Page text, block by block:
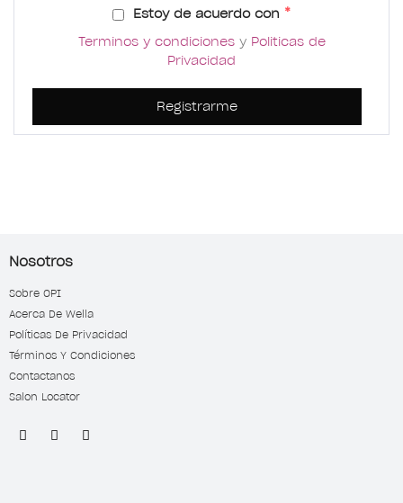
Estoy de acuerdo con *
Terminos y condiciones y Politicas de
Privacidad
Registrarme
Nosotros
Sobre OPI
Acerca De Wella
Políticas De Privacidad
Términos Y Condiciones
Contactanos
Salon Locator